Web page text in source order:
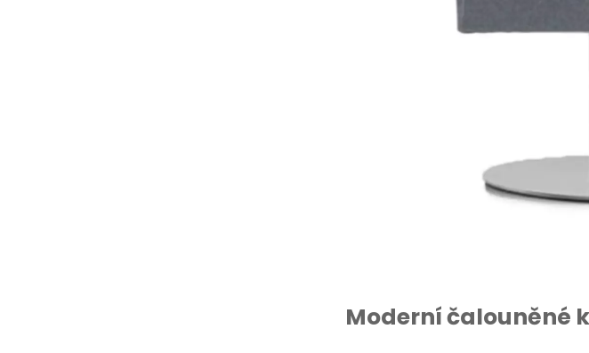
Moderní čalouněné